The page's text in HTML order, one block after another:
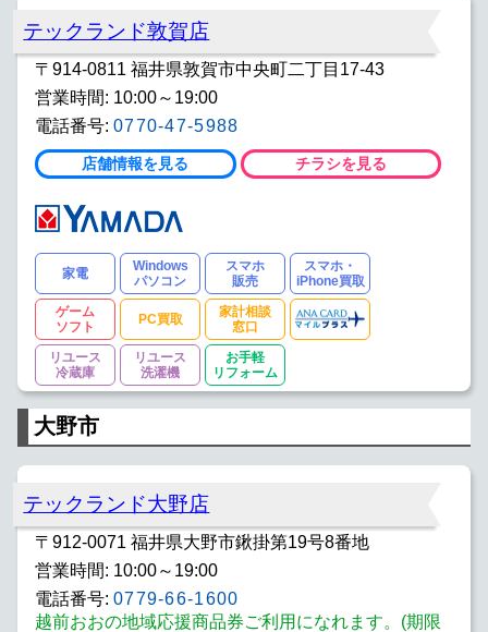
テックランド敦賀店
〒914-0811 福井県敦賀市中央町二丁目17-43
営業時間: 10:00～19:00
電話番号: 0770-47-5988
店舗情報を見る チラシを見る
家電
Windows
パソコン
スマホ
販売
スマホ・
iPhone買取
ゲーム
ソフト
PC買取
家計相談
窓口
リユース
冷蔵庫
リユース
洗濯機
お手軽
リフォーム
大野市
テックランド大野店
〒912-0071 福井県大野市鍬掛第19号8番地
営業時間: 10:00～19:00
電話番号: 0779-66-1600
越前おおの地域応援商品券ご利用になれます。(期限